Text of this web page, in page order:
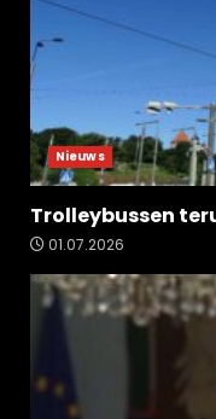
Nieuws
Trolleybussen
01.07.2026